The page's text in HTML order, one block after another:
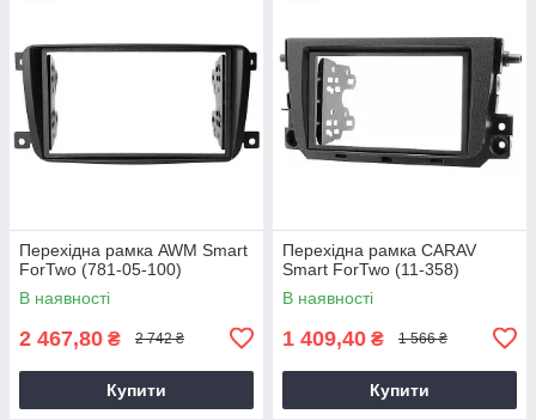
Перехідна рамка AWM Smart
ForTwo (781-05-100)
В наявності
2 467,80 ₴ 2 742 ₴
Купити
Перехідна рамка CARAV
Smart ForTwo (11-358)
В наявності
1 409,40 ₴ 1 566 ₴
Купити